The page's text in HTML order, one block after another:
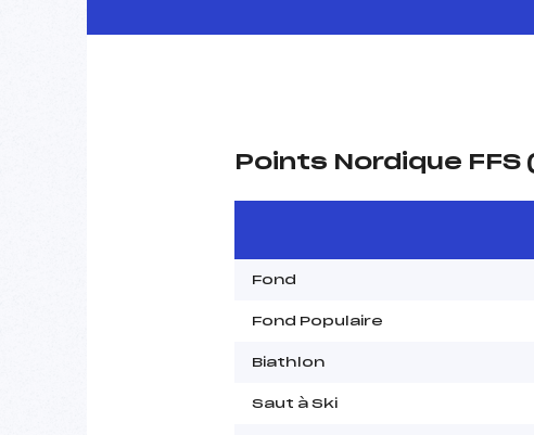
Points Nordique
Fond
Fond Populaire
Biathlon
Saut à Ski